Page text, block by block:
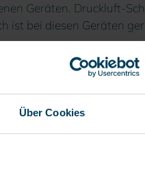
Über Cookies
Geräten. Druckluft-
bei diesen Geräten
Man
das Eindringen von